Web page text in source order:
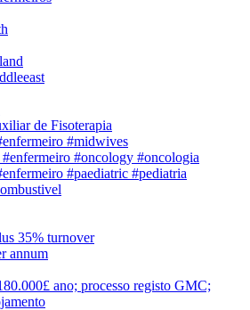
de Fisoterapia
#midwives
#oncology #oncologia
#paediatric #pediatria
35% turnover
annum
ano; processo registo GMC;